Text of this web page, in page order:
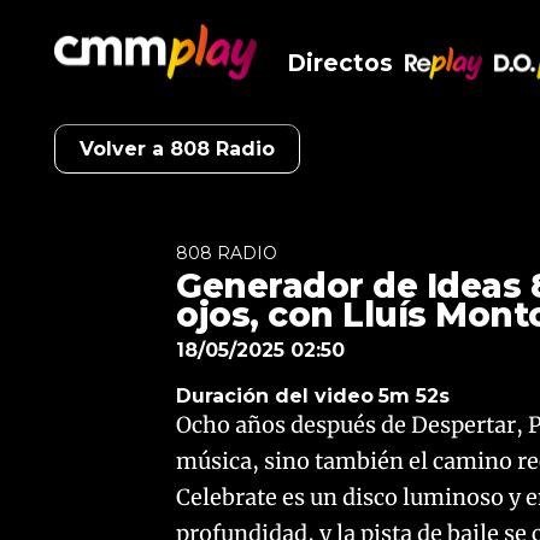
Directos
Volver a 808 Radio
808 RADIO
Generador de
ojos, con Lluís
18/05/2025 02:50
Duración del video 5m 52s
Ocho años después de Despertar,
música, sino también el camino
Celebrate es un disco luminoso y
profundidad, y la pista de baile se